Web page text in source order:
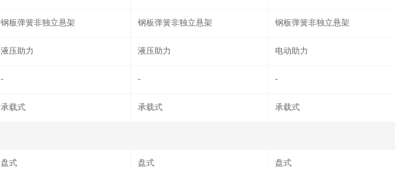
钢板弹簧非独立悬架 钢板弹簧非独立悬架 钢板弹簧非独立悬架
液压助力 液压助力 电动助力
- - -
承载式 承载式 承载式
盘式 盘式 盘式